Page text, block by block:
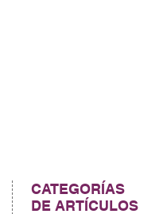
CATEGORÍAS
DE ARTÍCULOS